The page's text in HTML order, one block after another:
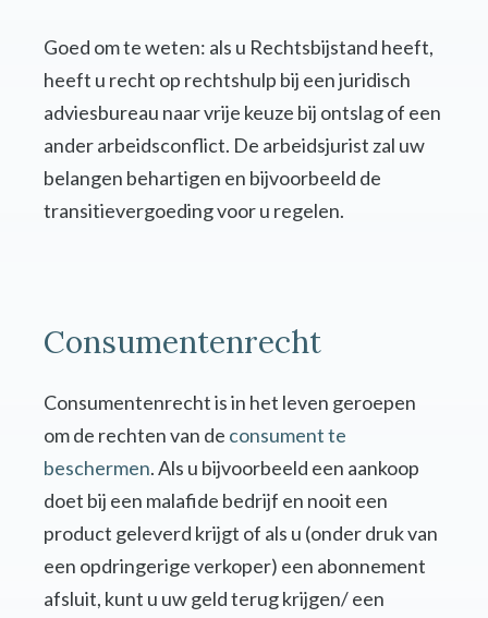
Goed om te weten: als u Rechtsbijstand heeft,
heeft u recht op rechtshulp bij een juridisch
adviesbureau naar vrije keuze bij ontslag of een
ander arbeidsconflict. De arbeidsjurist zal uw
belangen behartigen en bijvoorbeeld de
transitievergoeding voor u regelen.
Consumentenrecht
Consumentenrecht is in het leven geroepen
om de rechten van de consument te
beschermen. Als u bijvoorbeeld een aankoop
doet bij een malafide bedrijf en nooit een
product geleverd krijgt of als u (onder druk van
een opdringerige verkoper) een abonnement
afsluit, kunt u uw geld terug krijgen/ een